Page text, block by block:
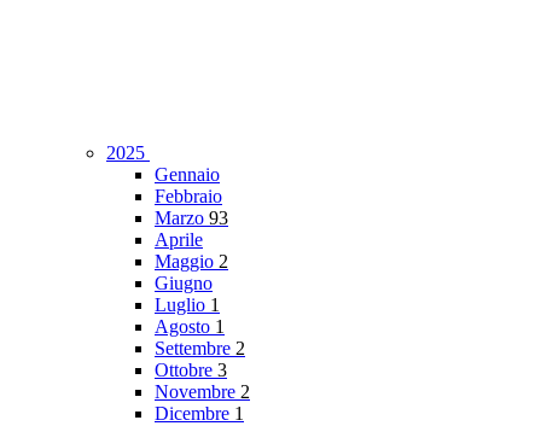
2025
Gennaio
Febbraio
Marzo 93
Aprile
Maggio 2
Giugno
Luglio 1
Agosto 1
Settembre 2
Ottobre 3
Novembre 2
Dicembre 1